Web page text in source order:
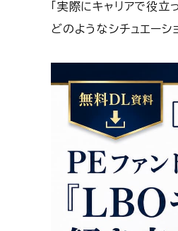
「実際にキャリアで役立
どのようなシチュエー